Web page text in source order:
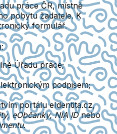
práce ČR, místně
pobytu žadatele. K
formulář.
Úřadu práce;
podpisem;
portálu eIdentita.cz,
eObčanky, NIA IDnebo
.